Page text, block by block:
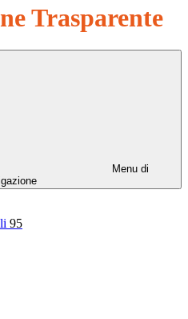
Trasparente
Menu di
95